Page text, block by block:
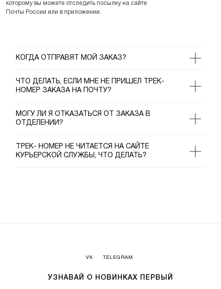
которому вы можете отследить посылку на сайте
Почты России или в приложении.
КОГДА ОТПРАВЯТ МОЙ ЗАКАЗ?
ЧТО ДЕЛАТЬ, ЕСЛИ МНЕ НЕ ПРИШЕЛ ТРЕК-
НОМЕР ЗАКАЗА НА ПОЧТУ?
МОГУ ЛИ Я ОТКАЗАТЬСЯ ОТ ЗАКАЗА В
ОТДЕЛЕНИИ?
ТРЕК- НОМЕР НЕ ЧИТАЕТСЯ НА САЙТЕ
КУРЬЕРСКОЙ СЛУЖБЫ, ЧТО ДЕЛАТЬ?
УЗНАВАЙ О НОВИНКАХ ПЕРВЫЙ
VK TELEGRAM